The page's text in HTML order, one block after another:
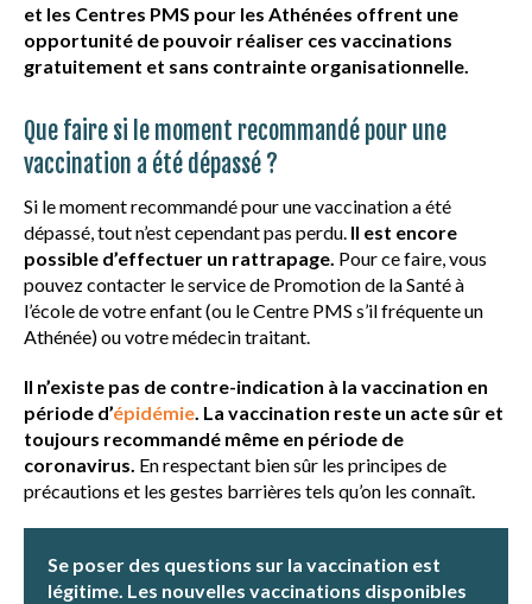
et les Centres PMS pour les Athénées offrent une
opportunité de pouvoir réaliser ces vaccinations
gratuitement et sans contrainte organisationnelle.
Que faire si le moment recommandé pour une
vaccination a été dépassé ?
Si le moment recommandé pour une vaccination a été
dépassé, tout n’est cependant pas perdu. Il est encore
possible d’effectuer un rattrapage. Pour ce faire, vous
pouvez contacter le service de Promotion de la Santé à
l’école de votre enfant (ou le Centre PMS s’il fréquente un
Athénée) ou votre médecin traitant.
Il n’existe pas de contre-indication à la vaccination en
période d’épidémie. La vaccination reste un acte sûr et
toujours recommandé même en période de
coronavirus. En respectant bien sûr les principes de
précautions et les gestes barrières tels qu’on les connaît.
Se poser des questions sur la vaccination est
légitime. Les nouvelles vaccinations disponibles